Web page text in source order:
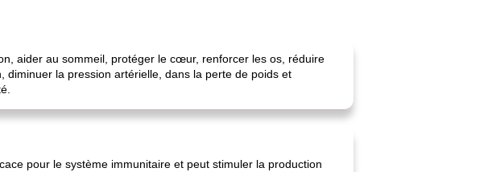
aider au sommeil, protéger le cœur, renforcer les os, réduire
la pression artérielle, dans la perte de poids et
pour le système immunitaire et peut stimuler la production